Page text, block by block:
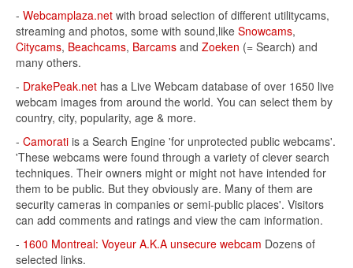
- Webcamplaza.net with broad selection of different utilitycams,
streaming and photos, some with sound,like Snowcams,
Citycams, Beachcams, Barcams and Zoeken (= Search) and
many others.
- DrakePeak.net has a Live Webcam database of over 1650 live
webcam images from around the world. You can select them by
country, city, popularity, age & more.
- Camorati is a Search Engine 'for unprotected public webcams'.
'These webcams were found through a variety of clever search
techniques. Their owners might or might not have intended for
them to be public. But they obviously are. Many of them are
security cameras in companies or semi-public places'. Visitors
can add comments and ratings and view the cam information.
- 1600 Montreal: Voyeur A.K.A unsecure webcam Dozens of
selected links.